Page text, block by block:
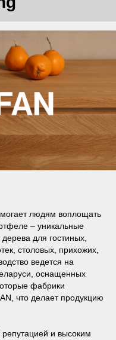
людям воплощать
– уникальные
для гостиных,
столовых, прихожих,
ведется на
оснащенных
фабрики
что делает продукцию
репутацией и высоким